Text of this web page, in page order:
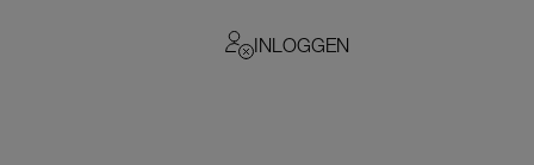
INLOGGEN